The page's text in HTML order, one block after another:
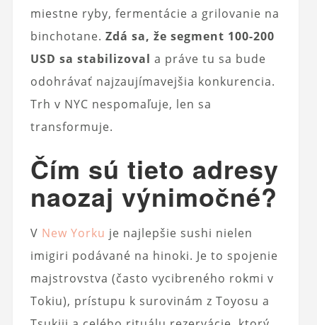
miestne ryby, fermentácie a grilovanie na
binchotane. Zdá sa, že segment 100-200
USD sa stabilizoval a práve tu sa bude
odohrávať najzaujímavejšia konkurencia.
Trh v NYC nespomaľuje, len sa
transformuje.
Čím sú tieto adresy
naozaj výnimočné?
V New Yorku je najlepšie sushi nielen
imigiri podávané na hinoki. Je to spojenie
majstrovstva (často vycibreného rokmi v
Tokiu), prístupu k surovinám z Toyosu a